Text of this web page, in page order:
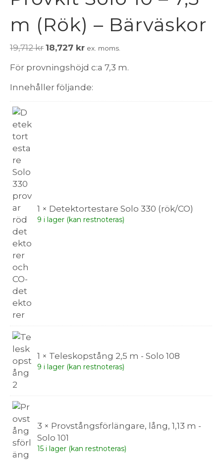
m (Rök) – Bärväskor
19,712kr Det
priset
var:
19,712 kr.
18,727 krDet
priset
är:
ex. moms.
För provningshöjd c:a 7,3 m.
Innehåller följande:
1 × Detektortestare Solo 330 (rök/CO)
9 i lager (kan restnoteras)
1 × Teleskopstång 2,5 m - Solo 108
9 i lager (kan restnoteras)
3 × Provstångsförlängare, lång, 1,13 m -
Solo 101
15 i lager (kan restnoteras)